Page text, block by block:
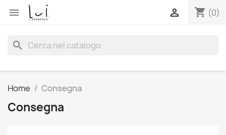
 shopping_cart (0)

search
Home Consegna
Consegna